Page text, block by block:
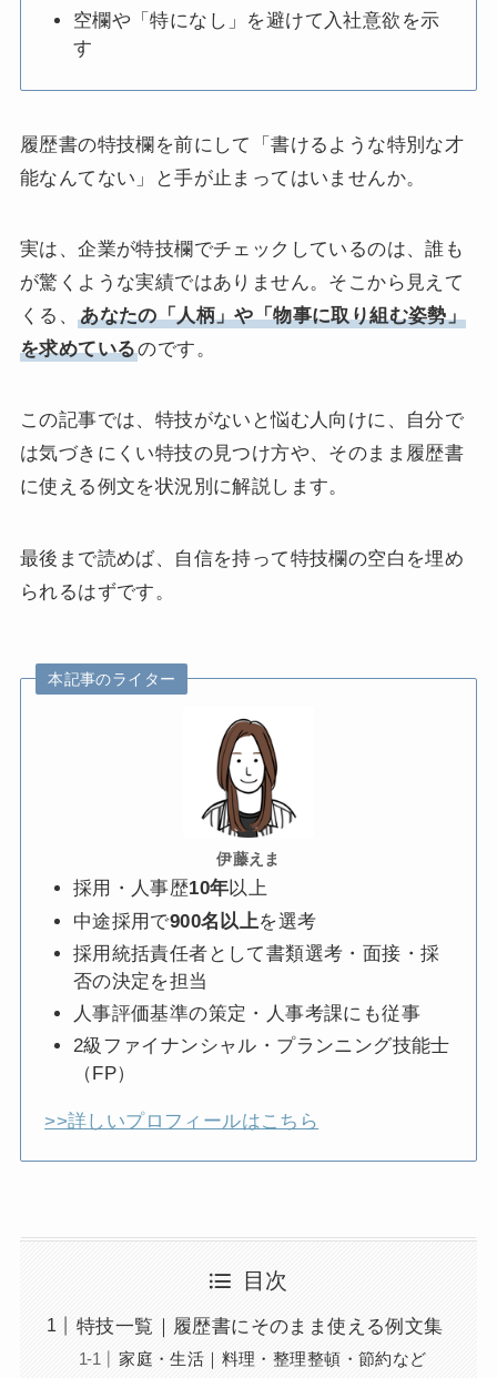
空欄や「特になし」を避けて入社意欲を示
す
履歴書の特技欄を前にして「書けるような特別な才
能なんてない」と手が止まってはいませんか。
実は、企業が特技欄でチェックしているのは、誰も
が驚くような実績ではありません。そこから見えて
くる、あなたの「人柄」や「物事に取り組む姿勢」
を求めているのです。
この記事では、特技がないと悩む人向けに、自分で
は気づきにくい特技の見つけ方や、そのまま履歴書
に使える例文を状況別に解説します。
最後まで読めば、自信を持って特技欄の空白を埋め
られるはずです。
本記事のライター
伊藤えま
採用・人事歴10年以上
中途採用で900名以上を選考
採用統括責任者として書類選考・面接・採
否の決定を担当
人事評価基準の策定・人事考課にも従事
2級ファイナンシャル・プランニング技能士
（FP）
>>詳しいプロフィールはこちら
目次
特技一覧｜履歴書にそのまま使える例文集
家庭・生活｜料理・整理整頓・節約など